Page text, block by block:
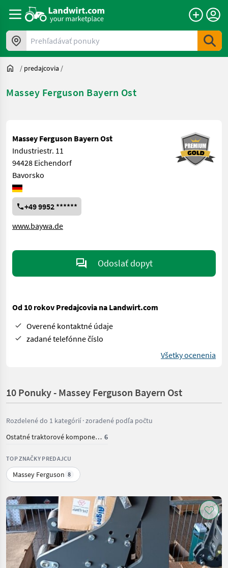
Prehľadávať ponuky
/ predajcovia /
Massey Ferguson Bayern Ost
Massey Ferguson Bayern Ost
Industriestr. 11
94428 Eichendorf
Bavorsko
+49 9952 ******
www.baywa.de
Odoslať dopyt
Od 10 rokov Predajcovia na Landwirt.com
Overené kontaktné údaje
zadané telefónne číslo
Všetky ocenenia
10 Ponuky - Massey Ferguson Bayern Ost
Rozdelené do 1 kategórií · zoradené podľa počtu
Ostatné traktorové komponenty 6
TOP ZNAČKY PREDAJCU
Massey Ferguson 8